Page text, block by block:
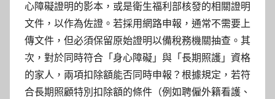
心障礙證明的影本，或是衛生福利部核發的相關證明
文件，以作為佐證。若採用網路申報，通常不需要上
傳文件，但必須保留原始證明以備稅務機關抽查。其
次，對於同時符合「身心障礙」與「長期照護」資格
的家人，兩項扣除額能否同時申報？根據規定，若符
合長期照顧特別扣除額的條件（例如聘僱外籍看護、